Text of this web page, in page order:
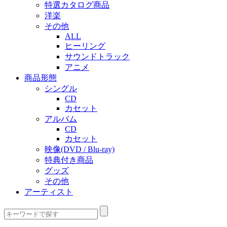
特選カタログ商品
洋楽
その他
ALL
ヒーリング
サウンドトラック
アニメ
商品形態
シングル
CD
カセット
アルバム
CD
カセット
映像(DVD / Blu-ray)
特典付き商品
グッズ
その他
アーティスト